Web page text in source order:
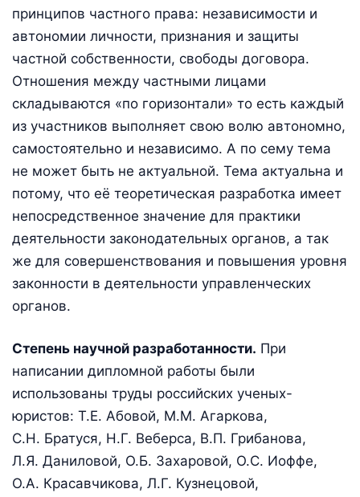
принципов частного права: независимости и
автономии личности, признания и защиты
частной собственности, свободы договора.
Отношения между частными лицами
складываются «по горизонтали» то есть каждый
из участников выполняет свою волю автономно,
самостоятельно и независимо. А по сему тема
не может быть не актуальной. Тема актуальна и
потому, что её теоретическая разработка имеет
непосредственное значение для практики
деятельности законодательных органов, а так
же для совершенствования и повышения уровня
законности в деятельности управленческих
органов.
Степень научной разработанности. При
написании дипломной работы были
использованы труды российских ученых-
юристов: Т.Е. Абовой, М.М. Агаркова,
С.Н. Братуся, Н.Г. Веберса, В.П. Грибанова,
Л.Я. Даниловой, О.Б. Захаровой, О.С. Иоффе,
О.А. Красавчикова, Л.Г. Кузнецовой,